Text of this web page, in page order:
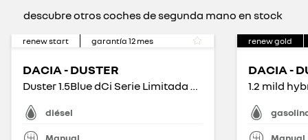
descubre otros coches de segunda mano en stock
renew start garantía 12 mes
DACIA - DUSTER
Duster 1.5Blue dCi Serie Limitada Aniversario 4x2 85kW
diésel
Manual
renew gold
DACIA -
Manual